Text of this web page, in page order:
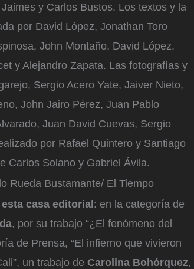
y Carlos Bustos. Los textos y la
por David López, Jonathan Toro
John Montaño, David López,
y Alejandro Zapata. Las fotografías y
Sergio Acero Yate, Jaiver Nieto,
John Jairo Pérez, Juan Pablo
Juan David Cuevas, Sergio
por Rafael Quintero y Santiago
Carlos Solano y Gabriel Ávila.
Rueda Bustamante/ El Tiempo
casa editorial: en la categoría de
, por su trabajo “¿El fenómeno del
de Prensa, “El infierno que vivieron
un trabajo de Carolina Bohórquez,